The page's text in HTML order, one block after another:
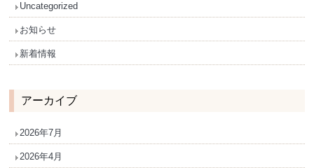
Uncategorized
お知らせ
新着情報
アーカイブ
2026年7月
2026年4月